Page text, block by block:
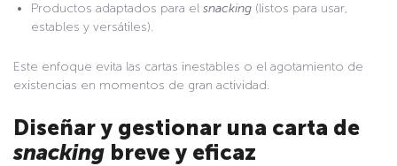
Productos adaptados para el snacking (listos para usar,
estables y versátiles).
Este enfoque evita las cartas inestables o el agotamiento de
existencias en momentos de gran actividad.
Diseñar y gestionar una carta de
snacking breve y eficaz